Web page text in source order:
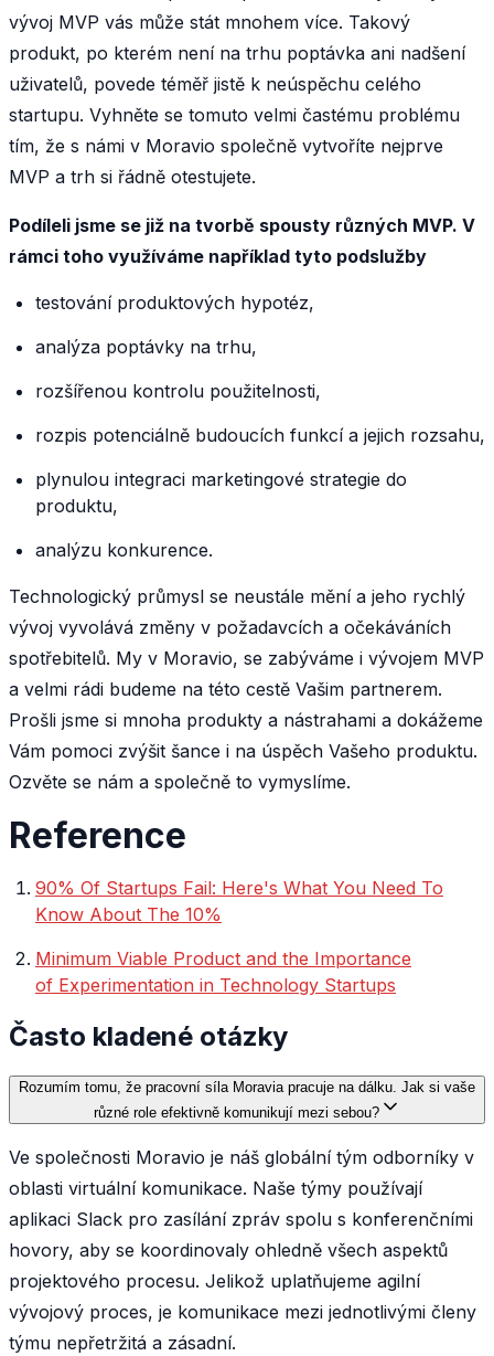
vývoj MVP vás může stát mnohem více. Takový
produkt, po kterém není na trhu poptávka ani nadšení
uživatelů, povede téměř jistě k neúspěchu celého
startupu. Vyhněte se tomuto velmi častému problému
tím, že s námi v Moravio společně vytvoříte nejprve
MVP a trh si řádně otestujete.
Podíleli jsme se již na tvorbě spousty různých MVP. V
rámci toho využíváme například tyto podslužby
testování produktových hypotéz,
analýza poptávky na trhu,
rozšířenou kontrolu použitelnosti,
rozpis potenciálně budoucích funkcí a jejich rozsahu,
plynulou integraci marketingové strategie do
produktu,
analýzu konkurence.
Technologický průmysl se neustále mění a jeho rychlý
vývoj vyvolává změny v požadavcích a očekáváních
spotřebitelů. My v Moravio, se zabýváme i vývojem MVP
a velmi rádi budeme na této cestě Vašim partnerem.
Prošli jsme si mnoha produkty a nástrahami a dokážeme
Vám pomoci zvýšit šance i na úspěch Vašeho produktu.
Ozvěte se nám a společně to vymyslíme.
Reference
90% Of Startups Fail: Here's What You Need To
Know About The 10%
Minimum Viable Product and the Importance
of Experimentation in Technology Startups
Často kladené otázky
Rozumím tomu, že pracovní síla Moravia pracuje na dálku. Jak si vaše
různé role efektivně komunikují mezi sebou?
Ve společnosti Moravio je náš globální tým odborníky v
oblasti virtuální komunikace. Naše týmy používají
aplikaci Slack pro zasílání zpráv spolu s konferenčními
hovory, aby se koordinovaly ohledně všech aspektů
projektového procesu. Jelikož uplatňujeme agilní
vývojový proces, je komunikace mezi jednotlivými členy
týmu nepřetržitá a zásadní.